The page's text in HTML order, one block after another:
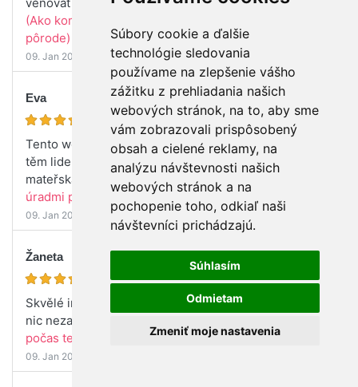
Súbory cookie a ďalšie
technológie sledovania
používame na zlepšenie vášho
zážitku z prehliadania našich
webových stránok, na to, aby sme
vám zobrazovali prispôsobený
obsah a cielené reklamy, na
analýzu návštevnosti našich
webových stránok a na
pochopenie toho, odkiaľ naši
návštevníci prichádzajú.
Súhlasím
Odmietam
Zmeniť moje nastavenia
(Ako komunikovať s úradmi počas tehotenstva a po
pôrode)
09. Jan 2023
Eva
Tento webinář byl moc užitečný, určitě doporučuji
těm lidem kdo má zmatek co je rodičovská a co
mateřská a kdy o ně žádat.
(Ako komunikovať s
úradmi počas tehotenstva a po pôrode)
09. Jan 2023
Žaneta
Skvělé informace, které pomohou v orientaci a na
nic nezapomenout :)
počas tehotenstva a po pôrode)
09. Jan 2023